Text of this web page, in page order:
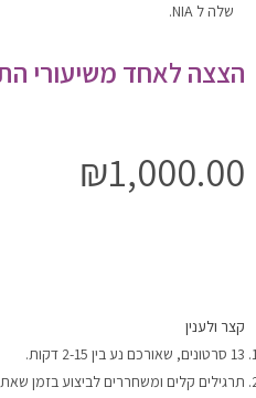
שלה ל NIA.
הצצה לאחד משיעורי
₪1,000.00
קצר ולענין
13 סרטונים, שאורכם נע בין 2-15 דקות.
תרגילים קלים ומשחררים לביצוע בזמן